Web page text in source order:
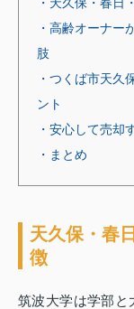
・高齢オーナー
肢
・つくば市天久
ント
・安心して売却
・まとめ
天久保・春
徴
筑波大学は学部と